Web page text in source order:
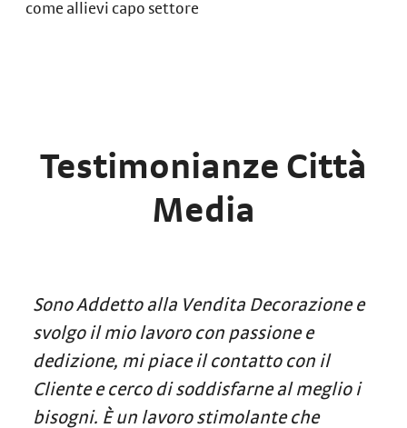
come allievi capo settore
Testimonianze Città
Media
Sono Addetto alla Vendita Decorazione e
svolgo il mio lavoro con passione e
dedizione, mi piace il contatto con il
Cliente e cerco di soddisfarne al meglio i
bisogni. È un lavoro stimolante che